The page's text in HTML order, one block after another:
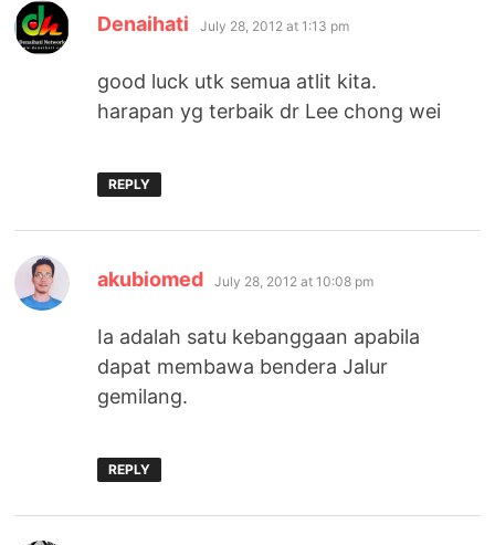
Denaihati says:
July 28, 2012 at 1:13 pm
good luck utk semua atlit kita.
harapan yg terbaik dr Lee chong wei
REPLY
akubiomed says:
July 28, 2012 at 10:08 pm
Ia adalah satu kebanggaan apabila
dapat membawa bendera Jalur
gemilang.
REPLY